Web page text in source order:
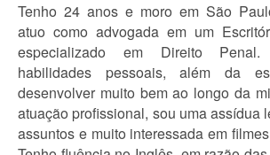
Tenho 24 anos e moro em São
atuo como advogada em um
especializado em Direito
habilidades pessoais, além da
desenvolver muito bem ao longo da
atuação profissional, sou uma assídua
assuntos e muito interessada em